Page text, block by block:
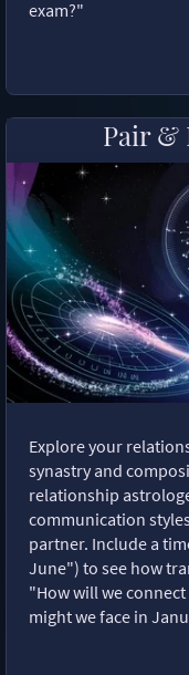
exam?"
Pair &
Explore your
synastry and
relationship
communication
partner. Include a
June") to see how
"How will we
might we face in